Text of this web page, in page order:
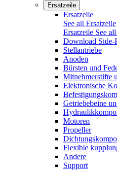
Ersatzeile
Ersatzeile
See all Ersatzeile
Ersatzeile See all
Download Side-
Stellantriebe
Anoden
Bürsten und
Mitnehmerstifte
Elektronische
Getriebebeine
Motoren
Propeller
Flexible
Andere
Support